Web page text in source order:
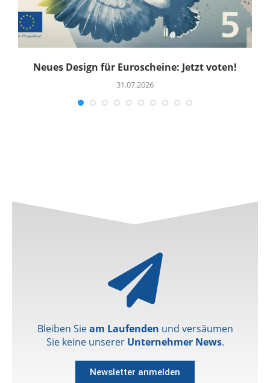
Neues Design für Euroscheine: Jetzt voten!
31.07.2026
Bleiben Sieam Laufenden und versäumen
Sie keine unserer Unternehmer News.
Newsletter anmelden